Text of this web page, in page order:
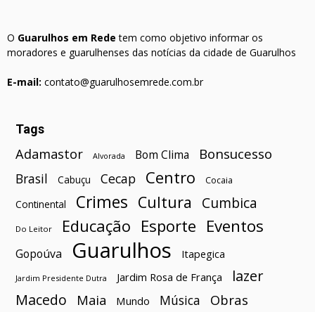
O Guarulhos em Rede tem como objetivo informar os
moradores e guarulhenses das notícias da cidade de Guarulhos
E-mail: contato@guarulhosemrede.com.br
Tags
Adamastor Alvorada Bom Clima Bonsucesso
Brasil Cabuçu Cecap Centro Cocaia
Continental Crimes Cultura Cumbica
Do Leitor Educação Esporte Eventos
Gopoúva Guarulhos Itapegica
Jardim Presidente Dutra Jardim Rosa de França
lazer
Macedo
Maia Mundo Música Obras